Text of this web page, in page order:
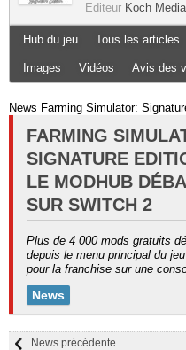
Editeur Koch Media
Hub du jeu Tous les articles
Images Vidéos Avis des
News Farming Simulator:
FARMING
SIGNATURE
LE MODHUB
SUR SWITCH 2
Plus de 4 000 mods gratuits
depuis le menu principal du
pour la franchise sur une
News
News précédente